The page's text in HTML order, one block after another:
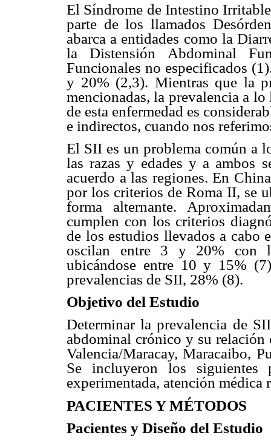
El Síndrome de Intestino
parte de los llamados
abarca a entidades como la
la Distensión Abdominal
Funcionales no especificados
y 20% (2,3). Mientras que la
mencionadas, la prevalencia a
de esta enfermedad es
e indirectos, cuando nos
El SII es un problema común a
las razas y edades y a ambos
acuerdo a las regiones. En
por los criterios de Roma II, se
forma alternante.
cumplen con los criterios
de los estudios llevados a cabo
oscilan entre 3 y 20% con
ubicándose entre 10 y 15%
prevalencias de SII, 28% (8).
Objetivo del Estudio
Determinar la prevalencia de
abdominal crónico y su relación
Valencia/Maracay, Maracaibo,
Se incluyeron los siguientes
experimentada, atención
PACIENTES Y MÉTODOS
Pacientes y Diseño del Estudio